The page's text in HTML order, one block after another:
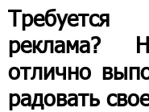
реклама?
отлично
радовать